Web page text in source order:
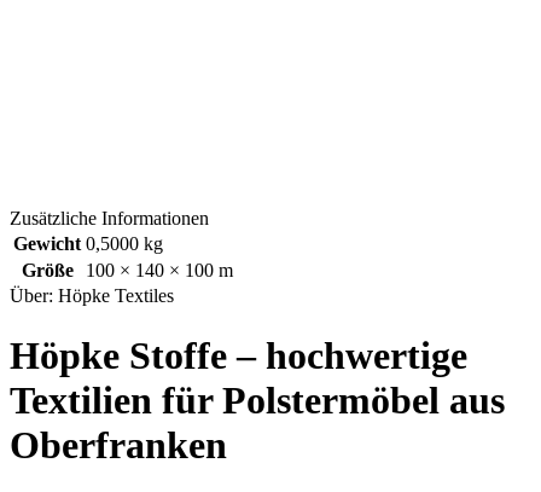
Zusätzliche Informationen
Gewicht 0,5000 kg
Größe
100 × 140 × 100 m
Über: Höpke Textiles
Höpke Stoffe – hochwertige
Textilien für Polstermöbel aus
Oberfranken